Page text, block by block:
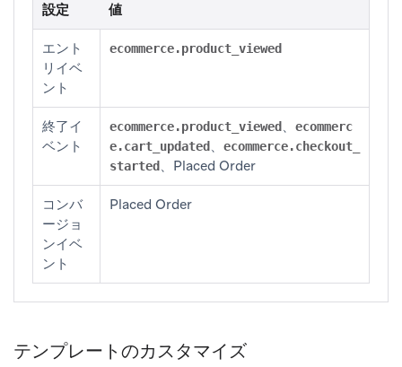
設定 値
エント
リイベ
ント
ecommerce.product_viewed
終了イ
ベント
ecommerce.product_viewed 、
ecommerc
e.cart_updated 、
ecommerce.checkout_
started 、Placed Order
コンバ
ージョ
ンイベ
ント
Placed Order
テンプレートのカスタマイズ